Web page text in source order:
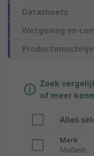
Datasheets
Wetgeving en
Zoek
of meer
Alles
Merk
Moflash